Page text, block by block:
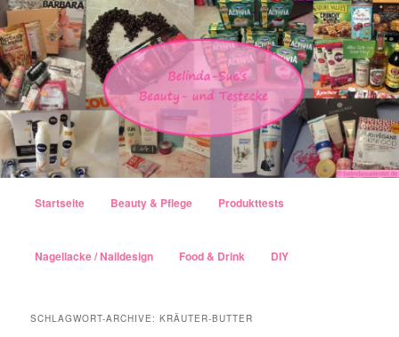
Zum Inhalt wechseln
Zum sekundären Inhalt wechseln
Startseite Beauty & Pflege Produkttests
Nagellacke / Naildesign Food & Drink DIY
SCHLAGWORT-ARCHIVE:KRÄUTER-BUTTER